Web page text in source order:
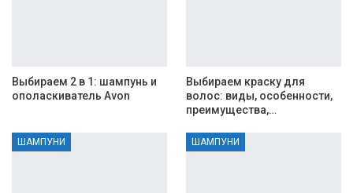
Выбираем 2 в 1: шампунь и
ополаскиватель Avon
Выбираем краску для
волос: виды, особенности,
преимущества,…
ШАМПУНИ ШАМПУНИ